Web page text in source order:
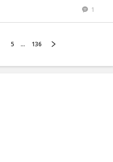
1
5 ... 136